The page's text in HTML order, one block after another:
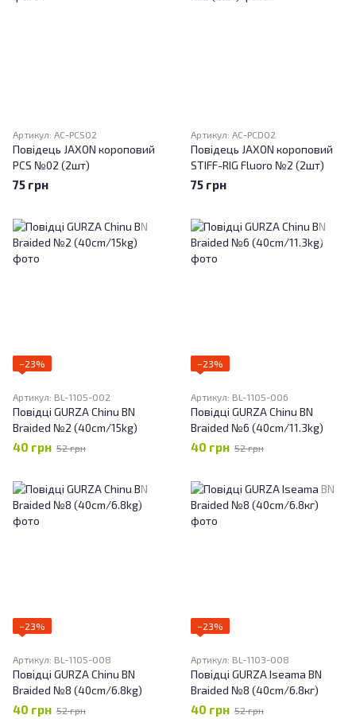
Артикул: AC-PCS02
Повідець JAXON короповий
PCS №02 (2шт)
75 грн
Артикул: AC-PCD02
Повідець JAXON короповий
STIFF-RIG Fluoro №2 (2шт)
75 грн
−23%
Артикул: BL-1105-002
Повідці GURZA Chinu BN
Braided №2 (40cm/15kg)
40 грн 52 грн
−23%
Артикул: BL-1105-006
Повідці GURZA Chinu BN
Braided №6 (40cm/11.3kg)
40 грн 52 грн
−23%
Артикул: BL-1105-008
Повідці GURZA Chinu BN
Braided №8 (40cm/6.8kg)
40 грн 52 грн
−23%
Артикул: BL-1103-008
Повідці GURZA Iseama BN
Braided №8 (40cm/6.8кг)
40 грн 52 грн